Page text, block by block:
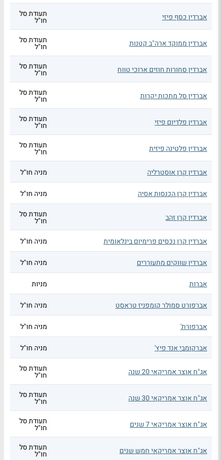
אברדין כסף פיזי תעודת סל
חו"ל
אברדין ממוקד ארה"ב קטנות תעודת סל
חו"ל
אברדין סחורות חוזים ארוכי טווח תעודת סל
חו"ל
אברדין סל מתכות יקרות תעודת סל
חו"ל
אברדין פלדיום פיזי תעודת סל
חו"ל
אברדין פלטינה פיזית תעודת סל
חו"ל
אברדין קרן אוסטרליה
מניה חו"ל
אברדין קרן הכנסות אסיה מניה חו"ל
אברדין קרן זהב תעודת סל
חו"ל
אברדין קרן נכסים פרימיום בינלאומית
מניה חו"ל
אברדין שווקים מתעוררים מניה חו"ל
אברות מניות
אברפורט סמולר קומפניז טראסט מניה חו"ל
אברפורת' מניה חו"ל
אברקומבי אנד פיץ' מניה חו"ל
אג"ח אוצר אמריקאי 20 שנה תעודת סל
חו"ל
אג"ח אוצר אמריקאי 30 שנה תעודת סל
חו"ל
אג"ח אוצר אמריקאי 7 שנים תעודת סל
חו"ל
אג"ח אוצר אמריקאי חמש שנים תעודת סל
חו"ל